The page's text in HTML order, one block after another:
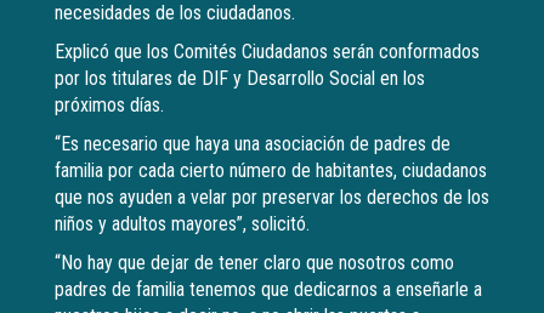
necesidades de los ciudadanos.
Explicó que los Comités Ciudadanos serán conformados
por los titulares de DIF y Desarrollo Social en los
próximos días.
“Es necesario que haya una asociación de padres de
familia por cada cierto número de habitantes, ciudadanos
que nos ayuden a velar por preservar los derechos de los
niños y adultos mayores”, solicitó.
“No hay que dejar de tener claro que nosotros como
padres de familia tenemos que dedicarnos a enseñarle a